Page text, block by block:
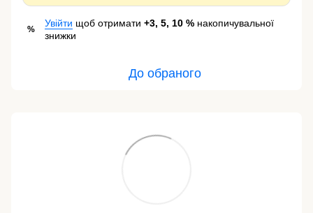
%
Увійти щоб отримати +3, 5, 10 % накопичувальної
знижки
До обраного